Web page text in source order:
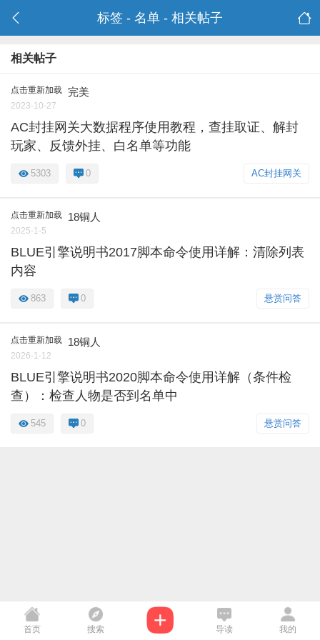
标签 - 名单 - 相关帖子
相关帖子
点击重新加载 完美
2023-10-27
AC封挂网关大数据程序使用教程，查挂取证、解封
玩家、反馈外挂、白名单等功能
AC封挂网关
5303 0
点击重新加载 18铜人
2025-1-5
BLUE引擎说明书2017脚本命令使用详解：清除列表
内容
悬赏问答
863 0
点击重新加载 18铜人
2026-1-12
BLUE引擎说明书2020脚本命令使用详解（条件检
查）：检查人物是否到名单中
悬赏问答
545 0
首页 搜索 导读 我的